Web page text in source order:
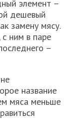
элемент –
дешевый
замену мясу.
с ним в паре
–
название
мяса меньше